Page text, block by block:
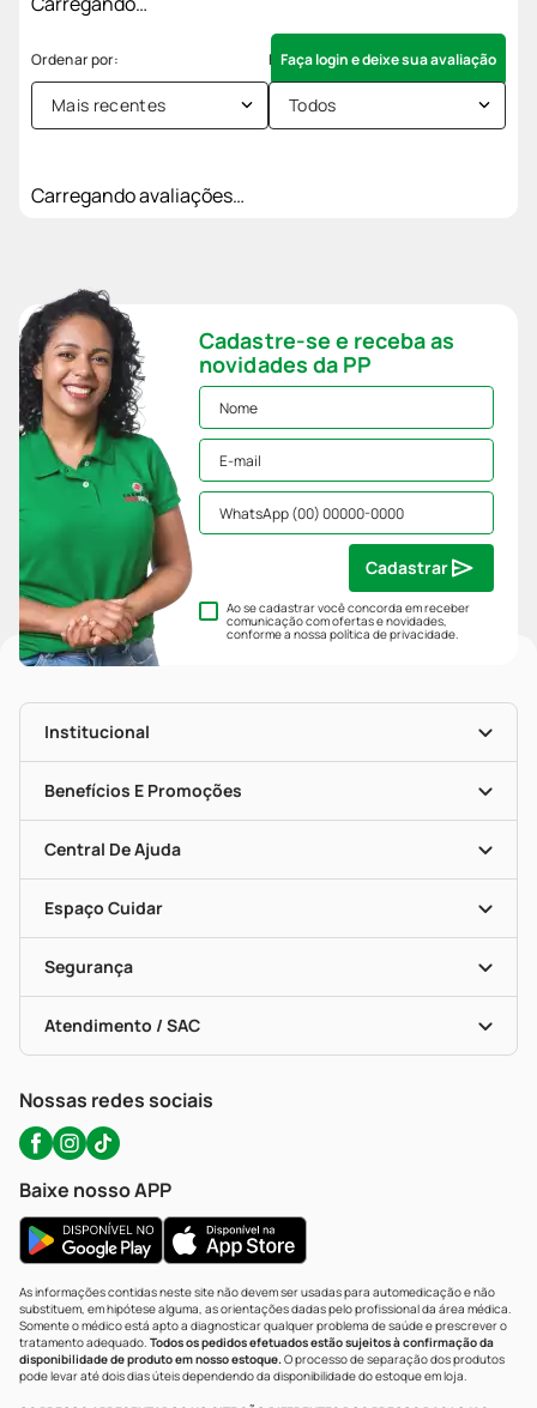
Faça login e deixe sua avaliação
Mais recentes Todos
Carregando avaliações…
Cadastre-se e receba as
novidades da PP
Ao se cadastrar você concorda em receber
comunicação com ofertas e novidades,
conforme a nossapolítica de privacidade.
Cadastrar
Institucional
História
Nossas Lojas
Mapa De Categorias
Blog Da PP
Seja Uma Loja Parceira
Benefícios E Promoções
Clube PP
Convênios
Programa Popular Do Brasil
Encarte De Ofertas
Dermaclub
Descontos De Laboratório (PBM)
Cupons E Ofertas
Central De Ajuda
Entrega
Recompra Programada
Compras Com Receita
Alomed (tele-Entrega)
Formas De Pagamento
Troca E Devolução
Bulas De A A Z
Políticas De Marketplace
Espaço Cuidar
Vacinas
Serviços Farmacêuticos
Testes Rápidos
Autoteste Covid-19
Segurança
Certificado De Segurança
Portal Da Privacidade
Atendimento / SAC
WhatsApp (47) 9202-1687
Nossas redes sociais
Baixe nosso APP
As informações contidas neste site não devem ser usadas para automedicação e não
substituem, em hipótese alguma, as orientações dadas pelo profissional da área médica.
Somente o médico está apto a diagnosticar qualquer problema de saúde e prescrever o
tratamento adequado. Todos os pedidos efetuados estão sujeitos à confirmação da
disponibilidade de produto em nosso estoque.O processo de separação dos produtos
pode levar até dois dias úteis dependendo da disponibilidade do estoque em loja.